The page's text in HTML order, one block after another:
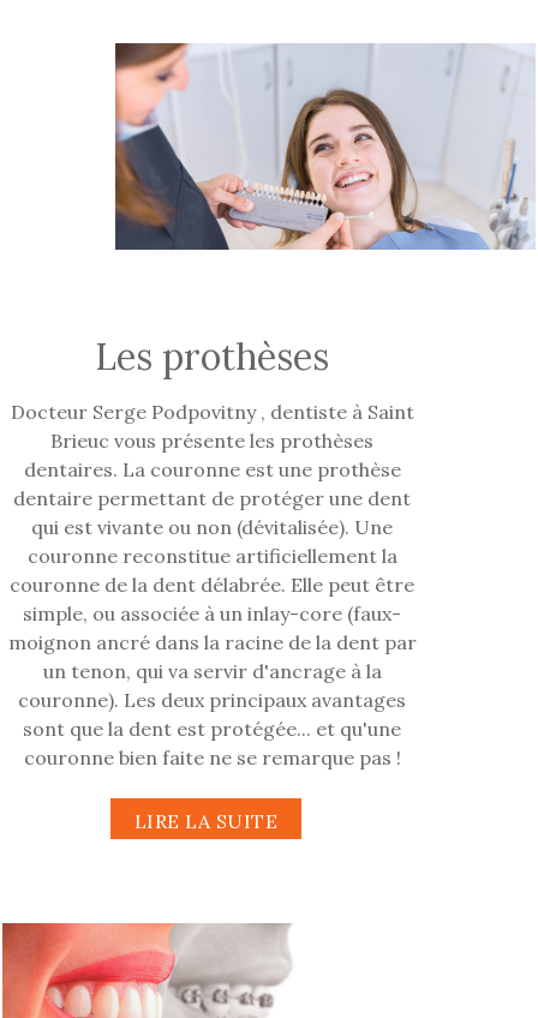
Les prothèses
Docteur Serge Podpovitny , dentiste à Saint
Brieuc vous présente les prothèses
dentaires. La couronne est une prothèse
dentaire permettant de protéger une dent
qui est vivante ou non (dévitalisée). Une
couronne reconstitue artificiellement la
couronne de la dent délabrée. Elle peut être
simple, ou associée à un inlay-core (faux-
moignon ancré dans la racine de la dent par
un tenon, qui va servir d'ancrage à la
couronne). Les deux principaux avantages
sont que la dent est protégée... et qu'une
couronne bien faite ne se remarque pas !
LIRE LA SUITE